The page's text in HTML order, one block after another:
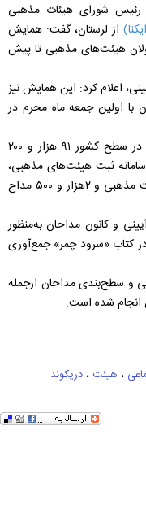
رئیس شورای هیئات مذهبی
از لرستان، گفت: همایش
هیئت‌های مذهبی تا پیش
اعلام کرد: این همایش نیز
۳۱ شهریور هم‌زمان با اولین جمعه ماه محرم در
رئیس شورای هیئات‌ مذهبی کشور یادآور شد: در سطح کشور ۹۱ هزار و ۲۰۰
و در سامانه ثبت هیئت‌های مذهبی،
ثبت شده‌اند که سهم لرستان ۲ هزار و۳۲۰ هیئت مذهبی و ۲هزار و ۵۰۰ مداح
و کانون مداحان به‌منظور
کتاب «سرود چمر» جمع‌آوری
و سطح‌بندی مداحان ازجمله
انجام شده است.
، هیئت ، دریکوند